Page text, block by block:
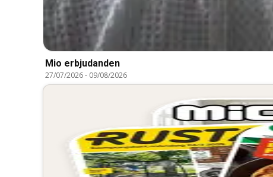
Mio erbjudanden
27/07/2026- 09/08/2026